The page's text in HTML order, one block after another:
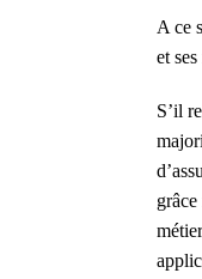
A ce
et
S’il